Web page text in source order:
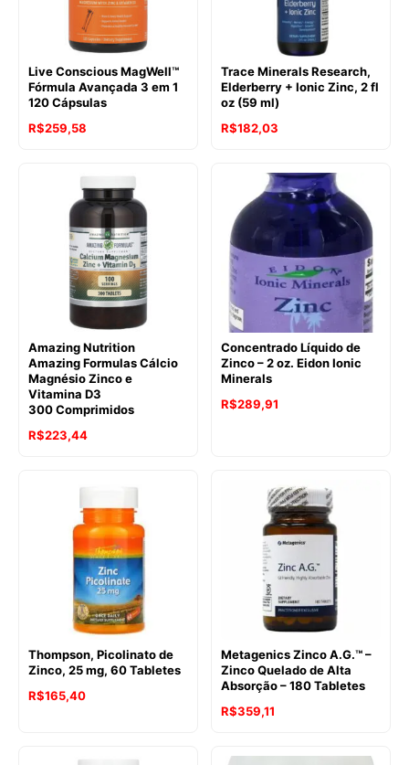
Live Conscious MagWell™
Fórmula Avançada 3 em 1
120 Cápsulas
R$259,58
Trace Minerals Research,
Elderberry + Ionic Zinc, 2 fl
oz (59 ml)
R$182,03
Amazing Nutrition
Amazing Formulas Cálcio
Magnésio Zinco e
Vitamina D3
300 Comprimidos
R$223,44
Concentrado Líquido de
Zinco – 2 oz. Eidon Ionic
Minerals
R$289,91
Thompson, Picolinato de
Zinco, 25 mg, 60 Tabletes
R$165,40
Metagenics Zinco A.G.™ –
Zinco Quelado de Alta
Absorção – 180 Tabletes
R$359,11